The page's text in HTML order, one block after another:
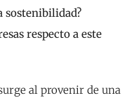
sostenibilidad?
respecto a este
al provenir de una